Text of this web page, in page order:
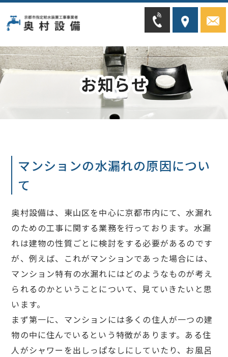
マンションの水漏れの原因につい
て
奥村設備は、東山区を中心に京都市内にて、水漏れ
のための工事に関する業務を行っております。水漏
れは建物の性質ごとに検討をする必要があるのです
が、例えば、これがマンションであった場合には、
マンション特有の水漏れにはどのようなものが考え
られるのかということについて、見ていきたいと思
います。
まず第一に、マンションには多くの住人が一つの建
物の中に住んでいるという特徴があります。ある住
人がシャワーを出しっぱなしにしていたり、お風呂